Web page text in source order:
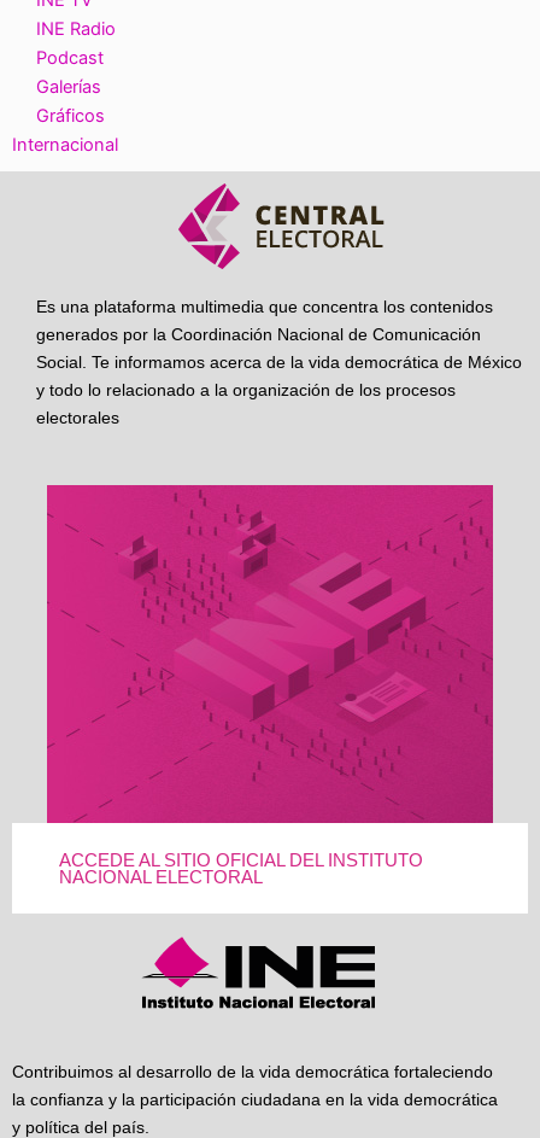
INE Radio
Podcast
Galerías
Gráficos
Internacional
Es una plataforma multimedia que concentra los contenidos
generados por la Coordinación Nacional de Comunicación
Social. Te informamos acerca de la vida democrática de México
y todo lo relacionado a la organización de los procesos
electorales
ACCEDE AL SITIO OFICIAL DEL INSTITUTO
NACIONAL ELECTORAL
Contribuimos al desarrollo de la vida democrática fortaleciendo
la confianza y la participación ciudadana en la vida democrática
y política del país.